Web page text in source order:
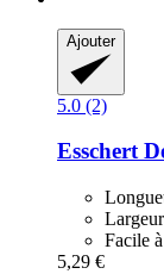
Ajouter
5.0 (2)
Esschert
Facile
5,29 €